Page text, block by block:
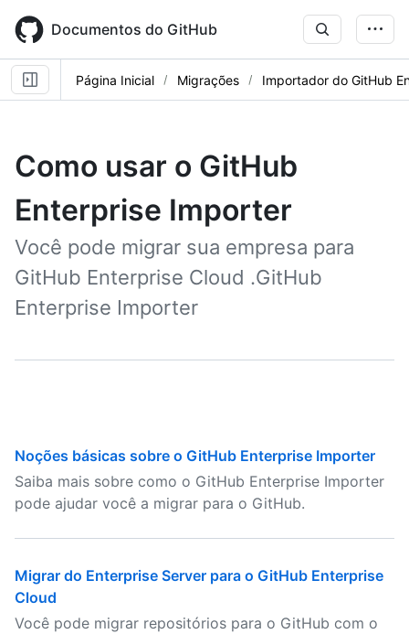
main
content
Documentos do GitHub
Página Inicial Migrações Importador do GitHub
Como usar o GitHub
Enterprise Importer
Você pode migrar sua empresa para
GitHub Enterprise Cloud .GitHub
Enterprise Importer
Noções básicas sobre o GitHub Enterprise Importer
Saiba mais sobre como o GitHub Enterprise Importer
pode ajudar você a migrar para o GitHub.
Migrar do Enterprise Server para o GitHub Enterprise
Cloud
Você pode migrar repositórios para o GitHub com o